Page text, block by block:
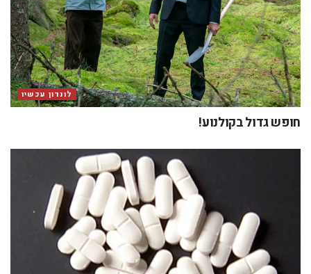
לונדון עכשיו
חופש גדול בקולנוע!